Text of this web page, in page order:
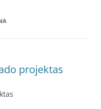
projektas